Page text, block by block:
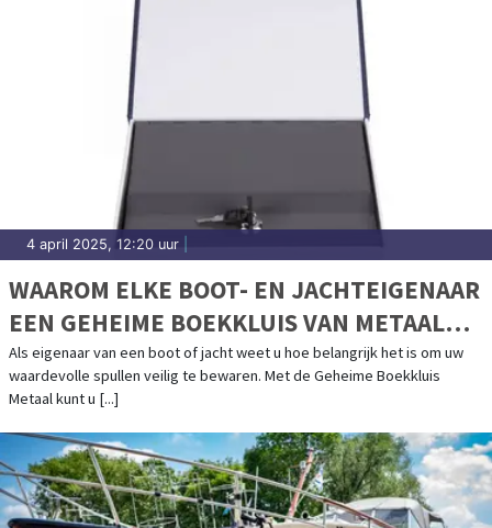
4 april 2025, 12:20 uur
WAAROM ELKE BOOT- EN JACHTEIGENAAR
EEN GEHEIME BOEKKLUIS VAN METAAL
MOET HEBBEN
Als eigenaar van een boot of jacht weet u hoe belangrijk het is om uw
waardevolle spullen veilig te bewaren. Met de Geheime Boekkluis
Metaal kunt u [...]